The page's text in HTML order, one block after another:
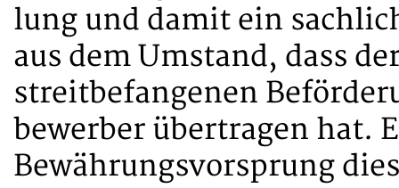
lung und damit ein
aus dem Umstand, dass
streitbefangenen
bewerber übertragen hat.
Bewährungsvorsprung